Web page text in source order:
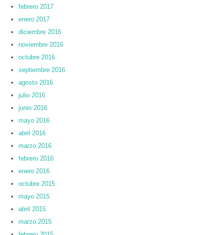
febrero 2017
enero 2017
diciembre 2016
noviembre 2016
octubre 2016
septiembre 2016
agosto 2016
julio 2016
junio 2016
mayo 2016
abril 2016
marzo 2016
febrero 2016
enero 2016
octubre 2015
mayo 2015
abril 2015
marzo 2015